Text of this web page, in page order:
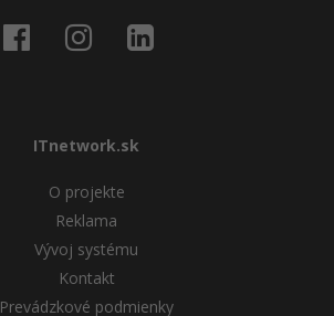
ITnetwork.sk
O projekte
Reklama
Vývoj systému
Kontakt
Prevádzkové podmienky